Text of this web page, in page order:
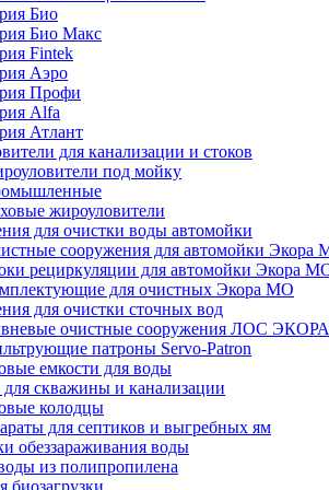
Био
Био Макс
Fintek
Аэро
Профи
Alfa
Атлант
для канализации и стоков
под мойку
жироуловители
для очистки воды автомойки
сооружения для автомойки Экора
рециркуляции для автомойки Экора
для очистных Экора МО
для очистки сточных вод
очистные сооружения ЛОС ЭКОРА
патроны Servo-Patron
емкости для воды
скважины и канализации
колодцы
для септиков и выгребных ям
обеззараживания воды
из полипропилена
биозагрузки